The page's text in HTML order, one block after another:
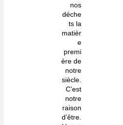
nos
déche
ts la
matièr
e
premi
ère de
notre
siècle.
C’est
notre
raison
d’être.